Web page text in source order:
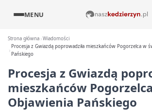
MENU
Strona główna Wiadomości
Procesja z Gwiazdą poprowadziła mieszkańców Pogorzelca w
Pańskiego
Procesja z Gwiazdą
mieszkańców
Objawienia Pańskiego